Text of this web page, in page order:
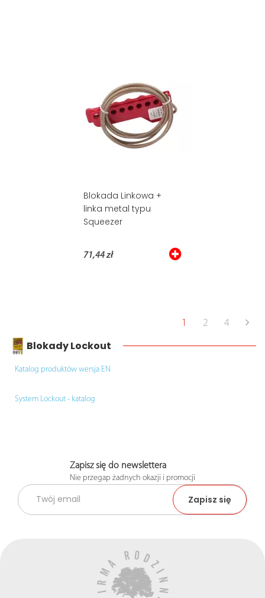
Blokada Linkowa +
linka metal typu
Squeezer
71,44 zł
1 2 4
Blokady Lockout
Katalog produktów wersja EN
System Lockout - katalog
Zapisz się do newslettera
Nie przegap żadnych okazji i promocji